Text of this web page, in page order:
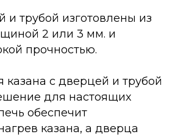
и трубой изготовлены из
2 или 3 мм. и
прочностью.
казана с дверцей и трубой
для настоящих
обеспечит
казана, а дверца